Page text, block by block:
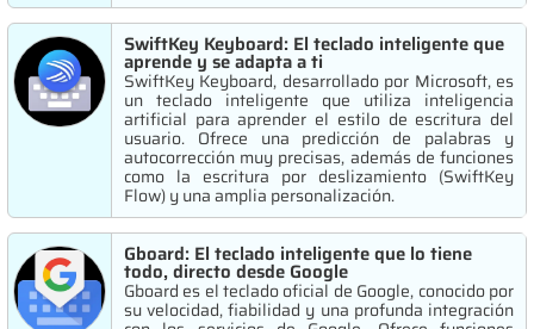
SwiftKey Keyboard: El teclado inteligente que
aprende y se adapta a ti
SwiftKey Keyboard, desarrollado por Microsoft, es
un teclado inteligente que utiliza inteligencia
artificial para aprender el estilo de escritura del
usuario. Ofrece una predicción de palabras y
autocorrección muy precisas, además de funciones
como la escritura por deslizamiento (SwiftKey
Flow) y una amplia personalización.
Gboard: El teclado inteligente que lo tiene
todo, directo desde Google
Gboard es el teclado oficial de Google, conocido por
su velocidad, fiabilidad y una profunda integración